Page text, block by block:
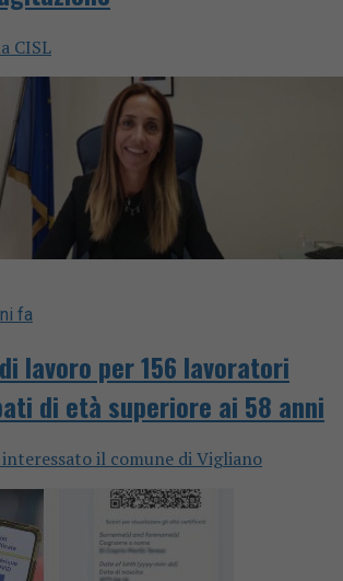
CISL
fa
lavoro per 156 lavoratori
di età superiore ai 58 anni
interessato il comune di Vigliano